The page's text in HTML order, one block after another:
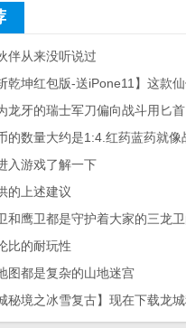
伴从来没听说过
乾坤红包版-送iPone11】这款
龙牙的瑞士军刀偏向战斗用匕首
入游戏了解一下
的上述建议
和鹰卫都是守护着大家的三龙
比的耐玩性
图都是复杂的山地迷宫